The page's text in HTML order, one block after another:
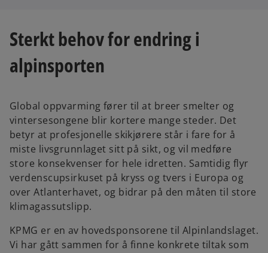
e
w
b
e
w
b
Sterkt behov for endring i
alpinsporten
Global oppvarming fører til at breer smelter og
vintersesongene blir kortere mange steder. Det
betyr at profesjonelle skikjørere står i fare for å
miste livsgrunnlaget sitt på sikt, og vil medføre
store konsekvenser for hele idretten. Samtidig flyr
verdenscupsirkuset på kryss og tvers i Europa og
over Atlanterhavet, og bidrar på den måten til store
klimagassutslipp.
KPMG er en av hovedsponsorene til Alpinlandslaget.
Vi har gått sammen for å finne konkrete tiltak som